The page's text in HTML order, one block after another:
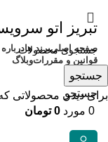
تبریز اتو
صفحه اصلیبرند ها
قوانین و مقرراتوبلاگ
جستجو
0 مورد 0 تومان
جستجو
برای دیدن محصولاتی